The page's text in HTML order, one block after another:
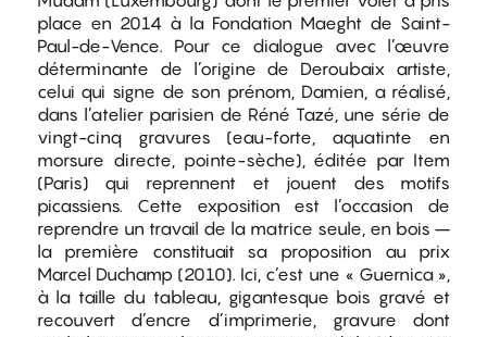
place en 2014 à la Fondation Maeght de Saint-
Paul-de-Vence. Pour ce dialogue avec l’œuvre
déterminante de l’origine de Deroubaix artiste,
celui qui signe de son prénom, Damien, a réalisé,
dans l’atelier parisien de Réné Tazé, une série de
vingt-cinq gravures (eau-forte, aquatinte en
morsure directe, pointe-sèche), éditée par Item
(Paris) qui reprennent et jouent des motifs
picassiens. Cette exposition est l’occasion de
reprendre un travail de la matrice seule, en bois –
la première constituait sa proposition au prix
Marcel Duchamp (2010). Ici, c’est une « Guernica »,
à la taille du tableau, gigantesque bois gravé et
recouvert d’encre d’imprimerie, gravure dont